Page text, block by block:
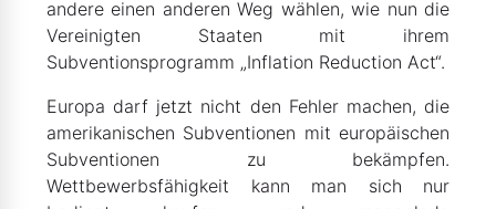
andere einen anderen Weg wählen, wie nun die
Vereinigten Staaten mit ihrem
Subventionsprogramm „Inflation Reduction Act“.
Europa darf jetzt nicht den Fehler machen, die
amerikanischen Subventionen mit europäischen
Subventionen zu bekämpfen.
Wettbewerbsfähigkeit kann man sich nur